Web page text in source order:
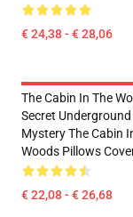
€ 24,38 - € 28,06
The Cabin In The
Secret Underground
Mystery The Cabin
Woods Pillows
€ 22,08 - € 26,68